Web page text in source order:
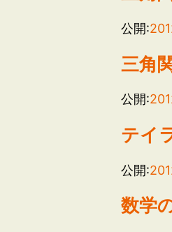
公開:
三角
公開:
テイ
公開:
数学